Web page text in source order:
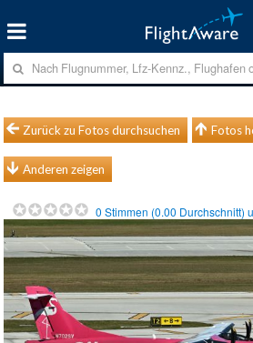
Zurück zu Fotos durchsuchen Fotos
Anderen zeigen
0 Stimmen (0.00 Durchschnitt)